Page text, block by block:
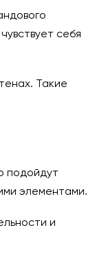
себя
Такие
подойдут
элементами.
и